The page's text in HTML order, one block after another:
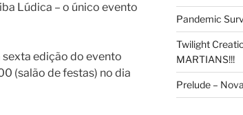
Lúdica – o único evento
sexta edição do evento
(salão de festas) no dia
Pandemic
Twilight
MARTIANS!!!
Prelude –